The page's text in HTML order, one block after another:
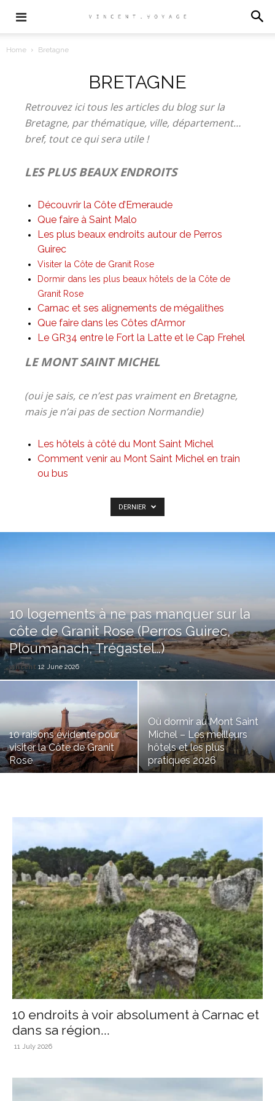
Home Bretagne
BRETAGNE
Retrouvez ici tous les articles du blog sur la
Bretagne, par thématique, ville, département…
bref, tout ce qui sera utile !
LES PLUS BEAUX ENDROITS
Découvrir la Côte d’Emeraude
Que faire à Saint Malo
Les plus beaux endroits autour de Perros
Guirec
Visiter la Côte de Granit Rose
Dormir dans les plus beaux hôtels de la Côte de
Granit Rose
Carnac et ses alignements de mégalithes
Que faire dans les Côtes d’Armor
Le GR34 entre le Fort la Latte et le Cap Frehel
LE MONT SAINT MICHEL
(oui je sais, ce n’est pas vraiment en Bretagne,
mais je n’ai pas de section Normandie)
Les hôtels à côté du Mont Saint Michel
Comment venir au Mont Saint Michel en train
ou bus
DERNIER
10 logements à ne pas manquer sur la
côte de Granit Rose (Perros Guirec,
Ploumanach, Trégastel…)
vincent 12 June 2026
10 raisons évidente pour
visiter la Côte de Granit
Rose
Où dormir au Mont Saint
Michel – Les meilleurs
hôtels et les plus
pratiques 2026
10 endroits à voir absolument à Carnac et
dans sa région...
11 July 2026